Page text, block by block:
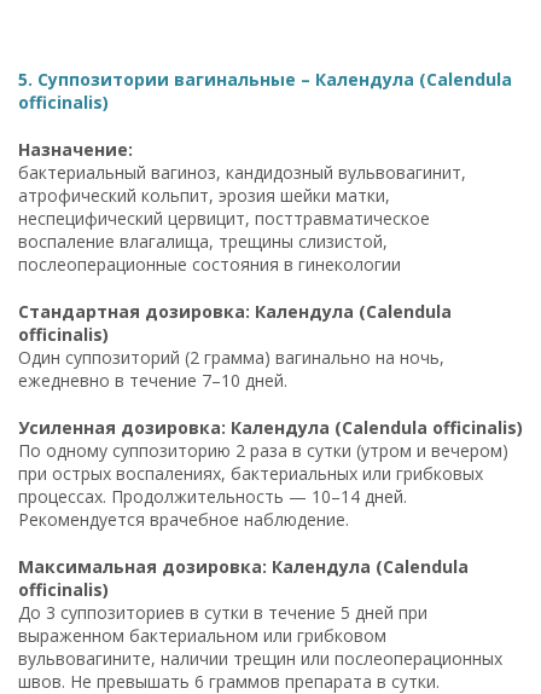
5. Суппозитории вагинальные – Календула (Calendula
officinalis)
Назначение:
бактериальный вагиноз, кандидозный вульвовагинит,
атрофический кольпит, эрозия шейки матки,
неспецифический цервицит, посттравматическое
воспаление влагалища, трещины слизистой,
послеоперационные состояния в гинекологии
Стандартная дозировка: Календула (Calendula
officinalis)
Один суппозиторий (2 грамма) вагинально на ночь,
ежедневно в течение 7–10 дней.
Усиленная дозировка: Календула (Calendula officinalis)
По одному суппозиторию 2 раза в сутки (утром и вечером)
при острых воспалениях, бактериальных или грибковых
процессах. Продолжительность — 10–14 дней.
Рекомендуется врачебное наблюдение.
Максимальная дозировка: Календула (Calendula
officinalis)
До 3 суппозиториев в сутки в течение 5 дней при
выраженном бактериальном или грибковом
вульвовагините, наличии трещин или послеоперационных
швов. Не превышать 6 граммов препарата в сутки.